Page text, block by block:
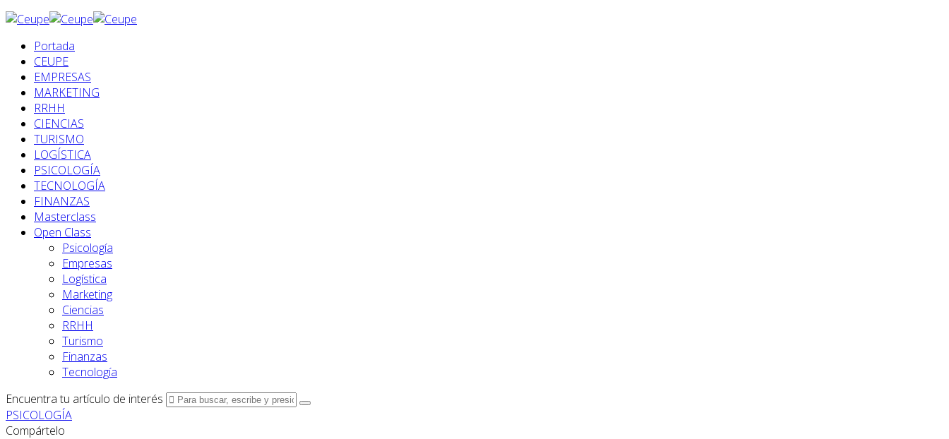
Portada
CEUPE
EMPRESAS
MARKETING
RRHH
CIENCIAS
TURISMO
LOGÍSTICA
PSICOLOGÍA
TECNOLOGÍA
FINANZAS
Masterclass
Open Class
Psicología
Empresas
Logística
Marketing
Ciencias
RRHH
Turismo
Finanzas
Tecnología
Encuentra tu artículo de interés
PSICOLOGÍA
Compártelo